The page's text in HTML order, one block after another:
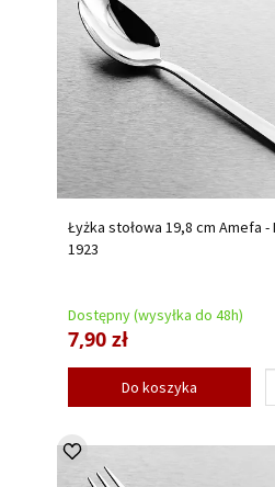
Łyżka stołowa 19,8 cm Amefa -
1923
Dostępny (wysyłka do 48h)
7,90 zł
Do koszyka